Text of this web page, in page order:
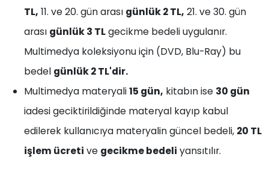
TL, 11. ve 20. gün arası günlük 2 TL, 21. ve 30. gün
arası günlük 3 TLgecikme bedeli uygulanır.
Multimedya koleksiyonu için (DVD, Blu-Ray) bu
bedel günlük 2 TL'dir.
Multimedya materyali15 gün, kitabın ise 30 gün
iadesi geciktirildiğinde materyal kayıp kabul
edilerek kullanıcıya materyalin güncel bedeli, 20 TL
işlem ücreti ve gecikme bedeli yansıtılır.